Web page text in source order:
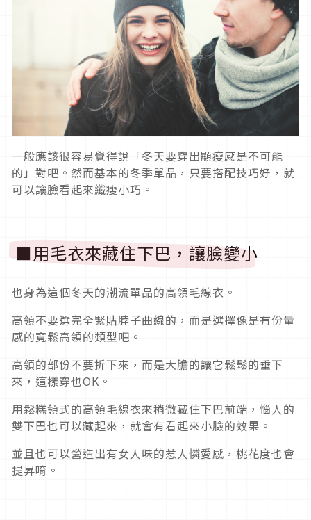
一般應該很容易覺得說「冬天要穿出顯瘦感是不可能
的」對吧。然而基本的冬季單品，只要搭配技巧好，就
可以讓臉看起來纖瘦小巧。
■用毛衣來藏住下巴，讓臉變小
也身為這個冬天的潮流單品的高領毛線衣。
高領不要選完全緊貼脖子曲線的，而是選擇像是有份量
感的寬鬆高領的類型吧。
高領的部份不要折下來，而是大膽的讓它鬆鬆的垂下
來，這樣穿也OK。
用鬆糕領式的高領毛線衣來稍微藏住下巴前端，惱人的
雙下巴也可以藏起來，就會有看起來小臉的效果。
並且也可以營造出有女人味的惹人憐愛感，桃花度也會
提昇唷。